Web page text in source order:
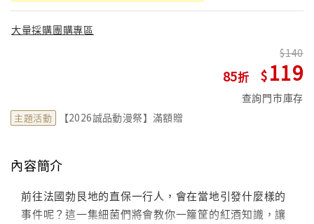
大量採購團購專區
85
140
119
查詢門市庫存
主題活動 【2026誠品動漫祭】滿額贈
內容簡介
前往法國勃艮地的直保一行人，會在當地引發什麼樣的
事件呢？這一集細菌們將會教你一籮筐的紅酒知識，讓